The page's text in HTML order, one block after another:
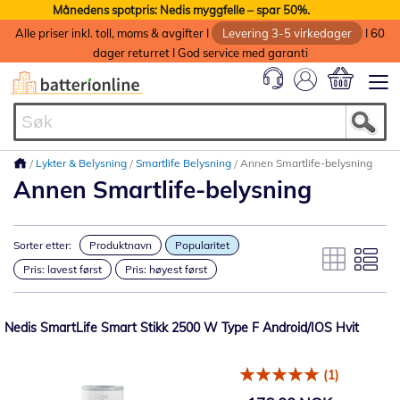
Månedens spotpris: Nedis myggfelle – spar 50%.
Alle priser inkl. toll, moms & avgifter I
Levering 3-5 virkedager
I 60
dager returret I God service med garanti
Lykter & Belysning Smartlife Belysning Annen Smartlife-belysning
Annen Smartlife-belysning
Sorter etter: Produktnavn
Popularitet
Pris: lavest først
Pris: høyest først
Nedis SmartLife Smart Stikk 2500 W Type F Android/IOS Hvit
(1)